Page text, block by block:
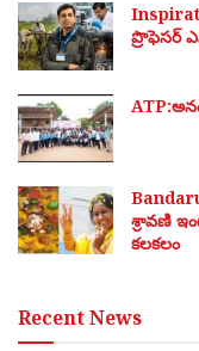
ప్రొఫెసర్
శ్రావణి
కలకలం
Recent News